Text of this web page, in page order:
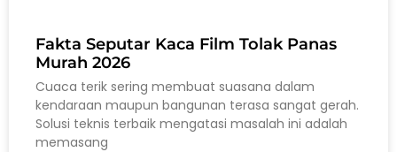
Fakta Seputar Kaca Film Tolak Panas
Murah 2026
Cuaca terik sering membuat suasana dalam
kendaraan maupun bangunan terasa sangat gerah.
Solusi teknis terbaik mengatasi masalah ini adalah
memasang